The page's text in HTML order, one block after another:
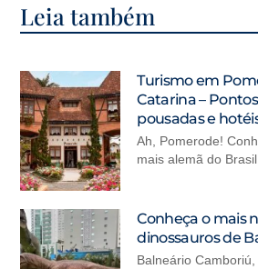
Leia também
Turismo em
Catarina –
pousadas e
Ah, Pomerode!
mais alemã do Brasil,
Conheça o mais
dinossauros de
Balneário